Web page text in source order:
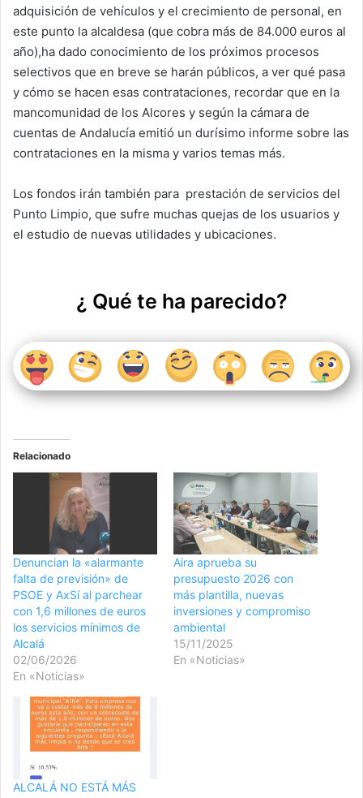
adquisición de vehículos y el crecimiento de personal, en
este punto la alcaldesa (que cobra más de 84.000 euros al
año),ha dado conocimiento de los próximos procesos
selectivos que en breve se harán públicos, a ver qué pasa
y cómo se hacen esas contrataciones, recordar que en la
mancomunidad de los Alcores y según la cámara de
cuentas de Andalucía emitió un durísimo informe sobre las
contrataciones en la misma y varios temas más.
Los fondos irán también para prestación de servicios del
Punto Limpio, que sufre muchas quejas de los usuarios y
el estudio de nuevas utilidades y ubicaciones.
¿ Qué te ha parecido?
Relacionado
Denuncian la «alarmante
falta de previsión» de
PSOE y AxSí al parchear
con 1,6 millones de euros
los servicios mínimos de
Alcalá
02/06/2026
En «Noticias»
Aira aprueba su
presupuesto 2026 con
más plantilla, nuevas
inversiones y compromiso
ambiental
15/11/2025
En «Noticias»
ALCALÁ NO ESTÁ MÁS